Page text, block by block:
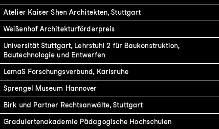
Atelier Kaiser Shen Architekten, Stuttgart
Weißenhof Architekturförderpreis
Universität Stuttgart, Lehrstuhl 2 für Baukonstruktion,
Bautechnologie und Entwerfen
LemaS Forschungsverbund, Karlsruhe
Sprengel Museum Hannover
Birk und Partner Rechtsanwälte, Stuttgart
Graduiertenakademie Pädagogische Hochschulen